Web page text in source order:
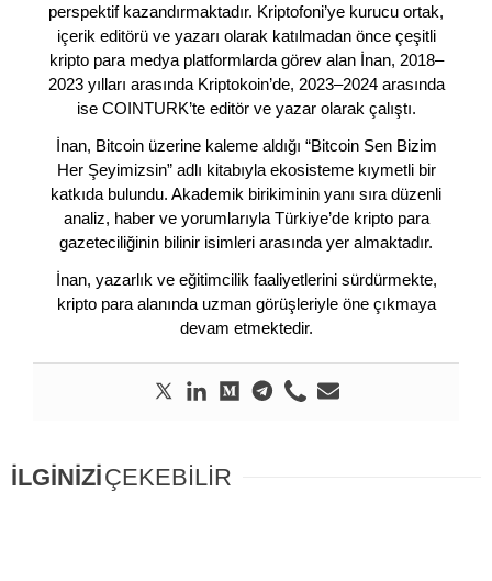
perspektif kazandırmaktadır. Kriptofoni’ye kurucu ortak,
içerik editörü ve yazarı olarak katılmadan önce çeşitli
kripto para medya platformlarda görev alan İnan, 2018–
2023 yılları arasında Kriptokoin’de, 2023–2024 arasında
ise COINTURK’te editör ve yazar olarak çalıştı.
İnan, Bitcoin üzerine kaleme aldığı “Bitcoin Sen Bizim
Her Şeyimizsin” adlı kitabıyla ekosisteme kıymetli bir
katkıda bulundu. Akademik birikiminin yanı sıra düzenli
analiz, haber ve yorumlarıyla Türkiye’de kripto para
gazeteciliğinin bilinir isimleri arasında yer almaktadır.
İnan, yazarlık ve eğitimcilik faaliyetlerini sürdürmekte,
kripto para alanında uzman görüşleriyle öne çıkmaya
devam etmektedir.
İLGİNİZİÇEKEBİLİR